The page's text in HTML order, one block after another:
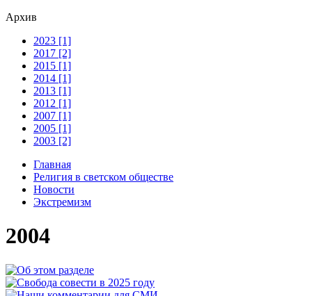
Архив
2023 [1]
2017 [2]
2015 [1]
2014 [1]
2013 [1]
2012 [1]
2007 [1]
2005 [1]
2003 [2]
Главная
Религия в светском обществе
Новости
Экстремизм
2004